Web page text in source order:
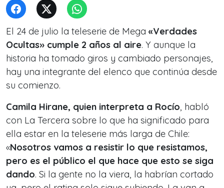
El 24 de julio la teleserie de Mega «Verdades
Ocultas» cumple 2 años al aire. Y aunque la
historia ha tomado giros y cambiado personajes,
hay una integrante del elenco que continúa desde
su comienzo.
Camila Hirane, quien interpreta a Rocío, habló
con La Tercera sobre lo que ha significado para
ella estar en la teleserie más larga de Chile:
«Nosotros vamos a resistir lo que resistamos,
pero es el público el que hace que esto se siga
dando. Si la gente no la viera, la habrían cortado